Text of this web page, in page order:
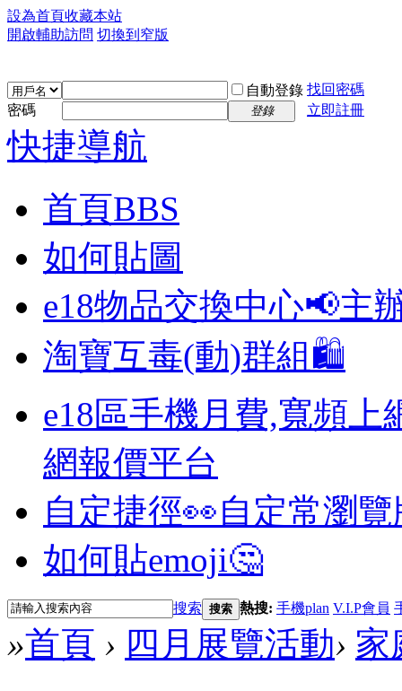
設為首頁收藏本站
開啟輔助訪問 切換到窄版
自動登錄 找回密碼
密碼
登錄 立即註冊
快捷導航
首頁BBS
如何貼圖
e18物品交換中心📢主
淘寶互毒(動)群組🛍️
e18區手機月費,寬頻上
網報價平台
自定捷徑👀自定常瀏
如何貼emoji🤔
搜索 搜索 熱搜: 手機plan V.I.P會員
»首頁 › 四月展覽活動› 家